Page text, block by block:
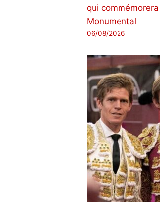
qui
Monumental
06/08/2026